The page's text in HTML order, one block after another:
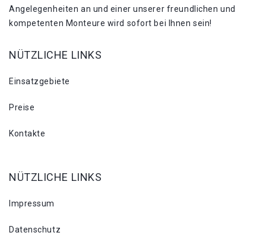
Angelegenheiten an und einer unserer freundlichen und
kompetenten Monteure wird sofort bei Ihnen sein!
NÜTZLICHE LINKS
Einsatzgebiete
Preise
Kontakte
NÜTZLICHE LINKS
Impressum
Datenschutz